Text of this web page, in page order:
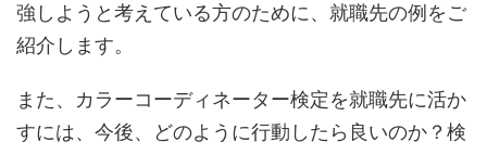
強しようと考えている方のために、就職先の例をご
紹介します。
また、カラーコーディネーター検定を就職先に活か
すには、今後、どのように行動したら良いのか？検